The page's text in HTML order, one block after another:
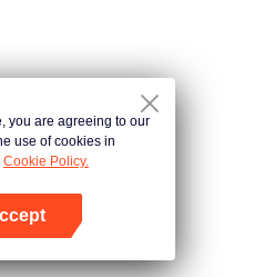
you are agreeing to our
use of cookies in
Cookie Policy.